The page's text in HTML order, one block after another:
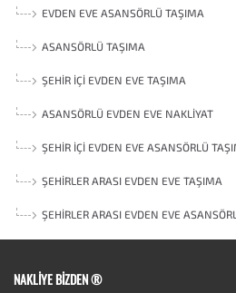
EVDEN EVE ASANSÖRLÜ TAŞIMA
ASANSÖRLÜ TAŞIMA
ŞEHIR İÇI EVDEN EVE TAŞIMA
ASANSÖRLÜ EVDEN EVE NAKLIYAT
ŞEHIR İÇI EVDEN EVE ASANSÖRLÜ
ŞEHIRLER ARASI EVDEN EVE TAŞIMA
ŞEHIRLER ARASI EVDEN EVE
NAKLIYE BIZDEN ®